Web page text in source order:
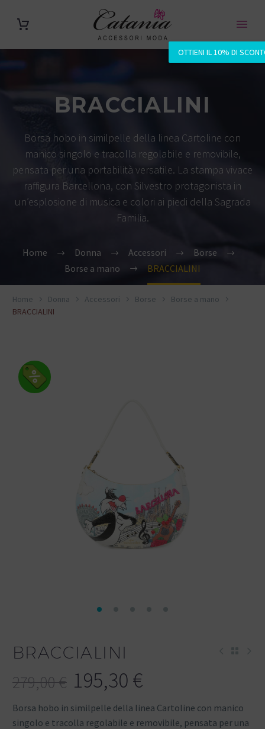
OTTIENI IL 10% DI
BRACCIALINI
Borsa hobo in similpelle della linea Cartoline con
manico singolo e tracolla regolabile e removibile,
pensata per una portabilità versatile. La stampa vivace
raffigura Barcellona, con Silvestro protagonista in
un’esplosione di musica e colori ai piedi della Sagrada
Familia.
Home Donna Accessori
Borse
Borse a mano
BRACCIALINI
Home Donna Accessori Borse
Borse a mano
BRACCIALINI
BRACCIALINI
279,00€ 195,30 €
Borsa hobo in similpelle della linea Cartoline con manico
singolo e tracolla regolabile e removibile, pensata per una